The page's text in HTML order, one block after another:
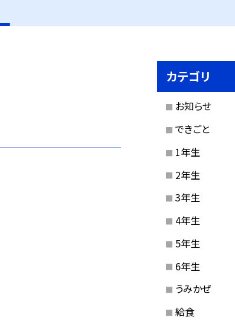
カテゴリ
お知らせ
できごと
1年生
2年生
3年生
4年生
5年生
6年生
うみかぜ
給食